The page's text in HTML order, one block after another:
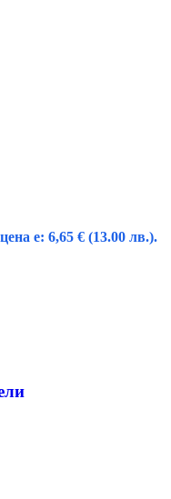
е: 6,65 € (13.00 лв.).